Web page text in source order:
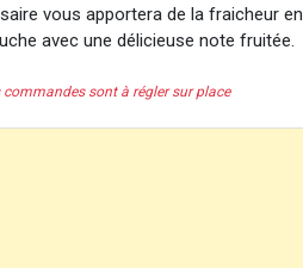
vous apportera de la fraicheur en
avec une délicieuse note fruitée.
commandes sont à régler sur place